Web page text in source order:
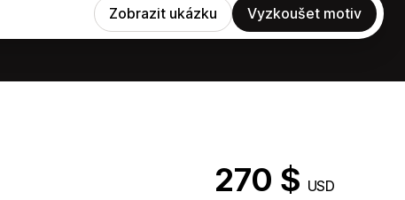
Zobrazit ukázku Vyzkoušet motiv
270 $ USD